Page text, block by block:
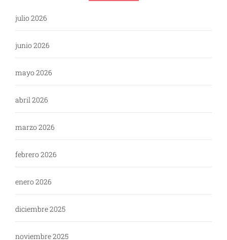
julio 2026
junio 2026
mayo 2026
abril 2026
marzo 2026
febrero 2026
enero 2026
diciembre 2025
noviembre 2025